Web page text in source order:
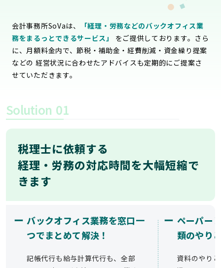
会計事務所SoVaは、
「経理・労務などのバックオフィス業
務をまるっとできるサービス」
をご提供しております。さら
に、月額料金内で、節税・補助金・経費削減・資金繰り提案
などの 経営状況に合わせたアドバイスも定期的にご提案さ
せていただきます。
Solution 01
税理士に依頼する
経理・労務の対応時間を大幅短縮で
きます
ー バックオフィス業務を窓口一
つでまとめて解決！
記帳代行も給与計算代行も、全部
ー ペーパー
類のやり
資料のやり